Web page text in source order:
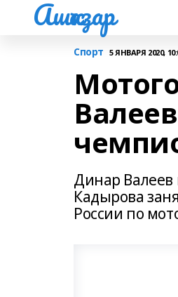
Ашҡаҙар
Спорт 5 ЯНВАРЯ 2020,
Динар Валеев
Кадырова
России по